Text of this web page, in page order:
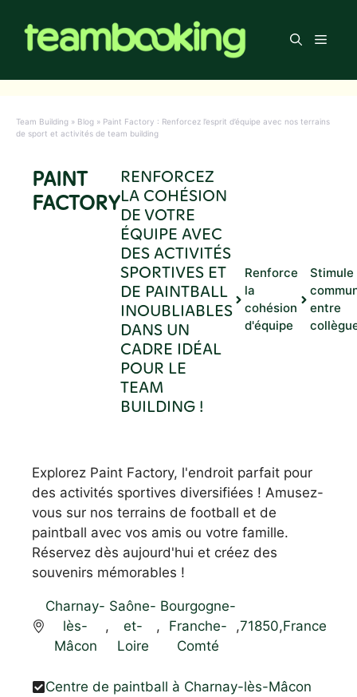
contenu
Menu
Team Building » Blog » Paint Factory : Renforcez l’esprit d’équipe avec nos terrains
de sport et activités de team building
PAINT
FACTORY
RENFORCEZ
LA COHÉSION
DE VOTRE
ÉQUIPE AVEC
DES ACTIVITÉS
SPORTIVES ET
DE PAINTBALL
INOUBLIABLES
DANS UN
CADRE IDÉAL
POUR LE
TEAM
BUILDING !
Renforce
la
cohésion
d'équipe
Stimule
entre
Explorez Paint Factory, l'endroit parfait pour
des activités sportives diversifiées ! Amusez-
vous sur nos terrains de football et de
paintball avec vos amis ou votre famille.
Réservez dès aujourd'hui et créez des
souvenirs mémorables !
Charnay-
lès-
Mâcon
,
Saône-
et-
Loire
,
Bourgogne-
Franche-
Comté
,71850,France
Centre de paintball à Charnay-lès-Mâcon